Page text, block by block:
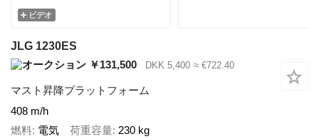
ビデオ
JLG 1230ES
￥131,500
DKK 5,400 ≈ €722.40
マスト昇降プラットフォーム
408 m/h
燃料 電気 荷重容量 230 kg